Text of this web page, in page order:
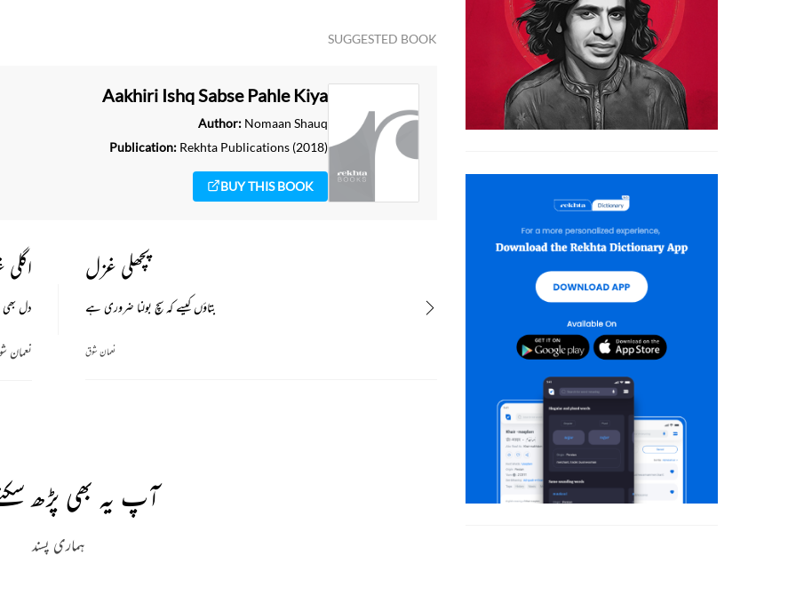
SUGGESTED BOOK
Aakhiri Ishq Sabse Pahle Kiya
Author: Nomaan Shauq
Publication: Rekhta Publications (2018)
BUY THIS BOOK
دل
نعمان
پچھلی غزل
بتاؤں کیسے کہ سچ بولنا ضروری ہے
نعمان شوق
آپ یہ بھی پڑھ
ہماری پسند